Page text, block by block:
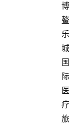
博
鳌
乐
城
国
际
医
疗
旅